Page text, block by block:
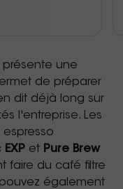
présente une
de préparer
dit déjà long sur
l'entreprise. Les
espresso
EXP et Pure Brew
faire du café filtre
également